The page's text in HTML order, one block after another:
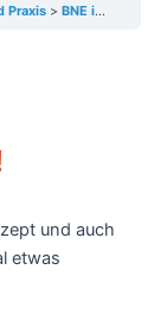
Praxis BNE in der Praxis
und auch
etwas